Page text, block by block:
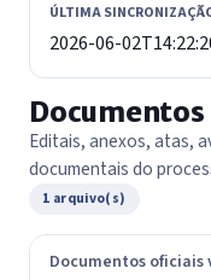
ÚLTIMA
2026-06-
Editais, anexos, atas,
documentais do
1 arquivo(s)
Documentos